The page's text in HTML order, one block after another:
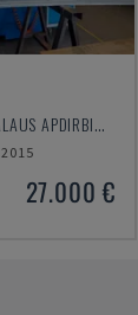
KNUTH - VERTIKALAUS APDIRBIMO CENTRAS
2015
27.000 €